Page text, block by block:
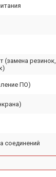
(замена резинок,
ПО)
соединений